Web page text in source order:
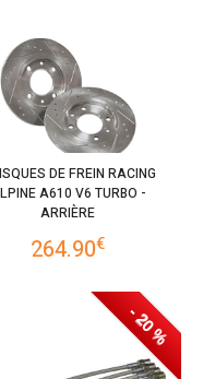
DE FREIN RACING
A610 V6 TURBO -
ARRIÈRE
264.90€
- 20 %